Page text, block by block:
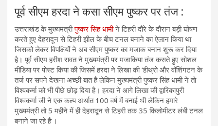
पूर्व सीएम हरदा ने कसा सीएम पुष्कर पर तंज :
उत्तराखंड के मुख्यमंत्रीपुष्कर सिंह धामीने टिहरी दौरे के दौरान बड़ी घोषण
करते हुए देहरादून से टिहरी झील के बीच टनल बनाने का ऐलान किया था
जिसको लेकर विपक्षियों ने अब सीएम पुष्कर का मजाक बनान शुरू कर दिया
है। पूर्व सीएम हरीश रावत ने मुख्यमंत्री पर मजाकिया तंज कसते हुए सोशल
मीडिया पर पोस्ट किया की जिसमें हरदा ने लिखा की ‘हीथ्रो और वॉशिंगटन के
तर्ज पर सपने देखना अच्छी बात है लेकिन मुख्यमंत्री पुष्कर सिंह धामी ने तो
विश्वकर्मा को भी पीछे छोड़ दिया है। हरदा ने आगे लिखा की द्वारिकापुरी
विश्वकर्मा जी ने एक कल्प अर्थात 100 वर्ष में बनाई थी लेकिन हमारे
मुख्यमंत्री तो 5 महीने में ही देहरादून से टिहरी तक 35 किलोमीटर लंबी टनल
बनाने जा रहे हैं’।